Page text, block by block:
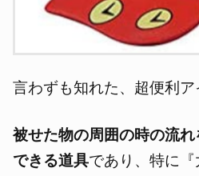
言わずも知れた、超便利ア
被せた物の周囲の時の流
できる道具であり、特に『